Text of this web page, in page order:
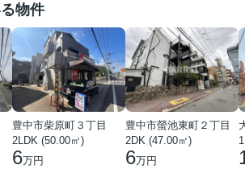
物件
豊中市柴原町３丁目
2LDK (50.00㎡)
6万円
豊中市螢池東町２丁目
2DK (47.00㎡)
6万円